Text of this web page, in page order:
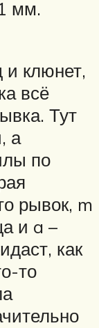
мм.
клюнет,
всё
Тут
а
по
рывок, m
и a –
как
то